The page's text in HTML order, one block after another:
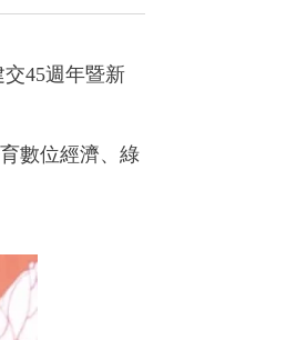
45週年暨新
數位經濟、綠